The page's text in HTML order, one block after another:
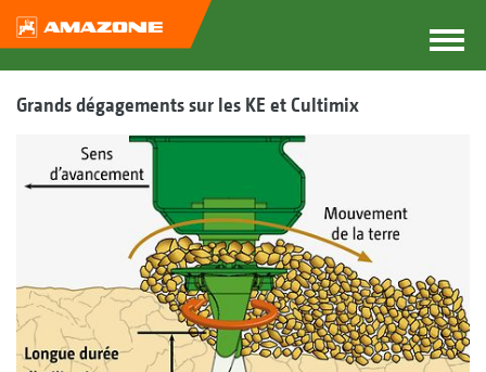
Grands dégagements sur les KE et Cultimix